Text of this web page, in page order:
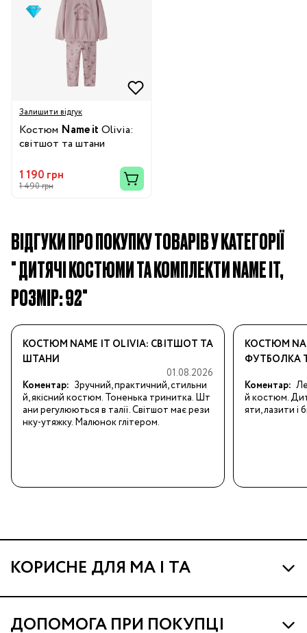
Залишити відгук
Костюм Name it Olivia:
світшот та штани
1 190 грн
1 490 грн
ВІДГУКИ ПРО ПОКУПКУ ТОВАРІВ У КАТЕГОРІЇ
" ДИТЯЧІ КОСТЮМИ ТА КОМПЛЕКТИ NAME IT,
РОЗМІР: 92"
КОСТЮМ NAME IT OLIVIA: СВІТШОТ ТА
ШТАНИ
01.08.2026
Коментар: Зручний, практичний, стильни
й, якісний костюм. Тоненька тринитка. Шт
ани регулюються в талії. Світшот має рези
нку-утяжку. Малюнок глітером.
КОСТЮМ
ФУТБОЛКА
Коментар:
й костюм.
яти, лазити і
КОРИСНЕ ДЛЯ МА І ТА
Про МА та Маминих Асистентів
Програма Ма Кешбек
ДОПОМОГА ПРИ ПОКУПЦІ